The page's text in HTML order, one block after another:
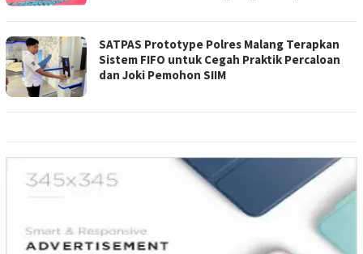
SATPAS Prototype Polres Malang Terapkan
Sistem FIFO untuk Cegah Praktik Percaloan
dan Joki Pemohon SIIM